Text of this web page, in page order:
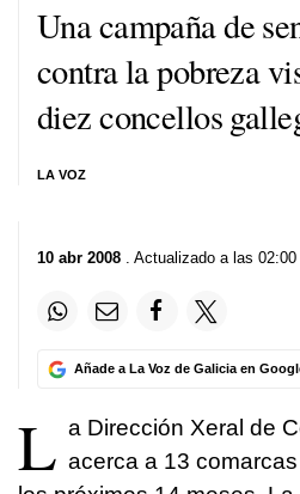
Una campaña de
contra la pobreza
diez concellos
LA VOZ
10 abr 2008 . Actualizado a las 02:00
Añade a La Voz de Galicia en
L a Dirección Xeral de
acerca a 13